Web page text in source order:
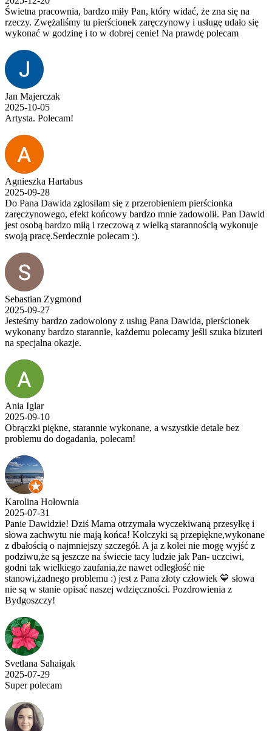
Świetna pracownia, bardzo miły Pan, który widać, że zna się na
rzeczy. Zwężaliśmy tu pierścionek zaręczynowy i usługę udało się
wykonać w godzinę i to w dobrej cenie! Na prawdę polecam
Jan Majerczak
2025-10-05
Artysta. Polecam!
Agnieszka Hartabus
2025-09-28
Do Pana Dawida zglosilam się z przerobieniem pierścionka
zaręczynowego, efekt końcowy bardzo mnie zadowolił. Pan Dawid
jest osobą bardzo miłą i rzeczową z wielką starannością wykonuje
swoją pracę.Serdecznie polecam :).
Sebastian Zygmond
2025-09-27
Jesteśmy bardzo zadowolony z usług Pana Dawida, pierścionek
wykonany bardzo starannie, każdemu polecamy jeśli szuka bizuteri
na specjalna okazje.
Ania Iglar
2025-09-10
Obrączki piękne, starannie wykonane, a wszystkie detale bez
problemu do dogadania, polecam!
Karolina Hołownia
2025-07-31
Panie Dawidzie! Dziś Mama otrzymała wyczekiwaną przesyłkę i
słowa zachwytu nie mają końca! Kolczyki są przepiękne,wykonane
z dbałością o najmniejszy szczegół. A ja z kolei nie mogę wyjść z
podziwu,że są jeszcze na świecie tacy ludzie jak Pan- uczciwi,
godni tak wielkiego zaufania,że nawet odległość nie
stanowi,żadnego problemu :) jest z Pana złoty człowiek 💙 słowa
nie są w stanie opisać naszej wdzięczności. Pozdrowienia z
Bydgoszczy!
Svetlana Sahaigak
2025-07-29
Super polecam